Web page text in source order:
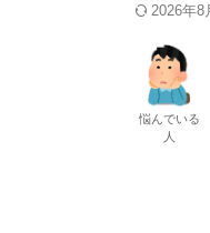
2026年8
悩んでいる
人